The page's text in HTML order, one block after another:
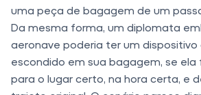
uma peça de bagagem de um
Da mesma forma, um diplomata
aeronave poderia ter um
escondido em sua bagagem, se ela
para o lugar certo, na hora certa, e